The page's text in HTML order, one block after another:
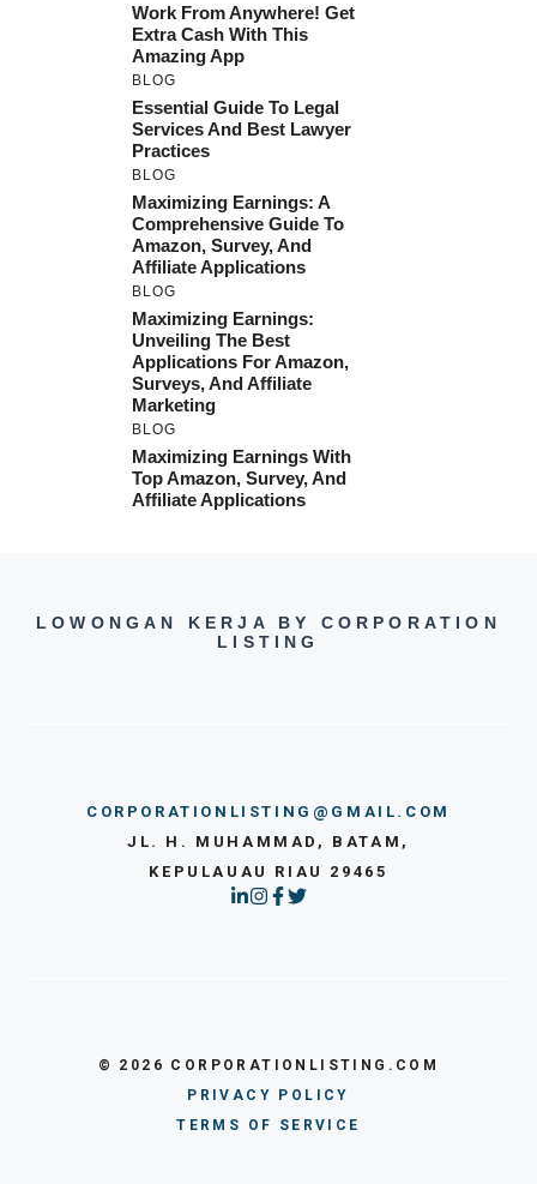
Work From Anywhere! Get
Extra Cash With This
Amazing App
BLOG
Essential Guide To Legal
Services And Best Lawyer
Practices
BLOG
Maximizing Earnings: A
Comprehensive Guide To
Amazon, Survey, And
Affiliate Applications
BLOG
Maximizing Earnings:
Unveiling The Best
Applications For Amazon,
Surveys, And Affiliate
Marketing
BLOG
Maximizing Earnings With
Top Amazon, Survey, And
Affiliate Applications
LOWONGAN KERJA BY CORPORATION
LISTING
CORPORATIONLISTING@GMAIL.COM
JL. H. MUHAMMAD, BATAM,
KEPULAUAU RIAU 29465
© 2026 CORPORATIONLISTING.COM
PRIVACY POLICY
TERMS OF SERVICE